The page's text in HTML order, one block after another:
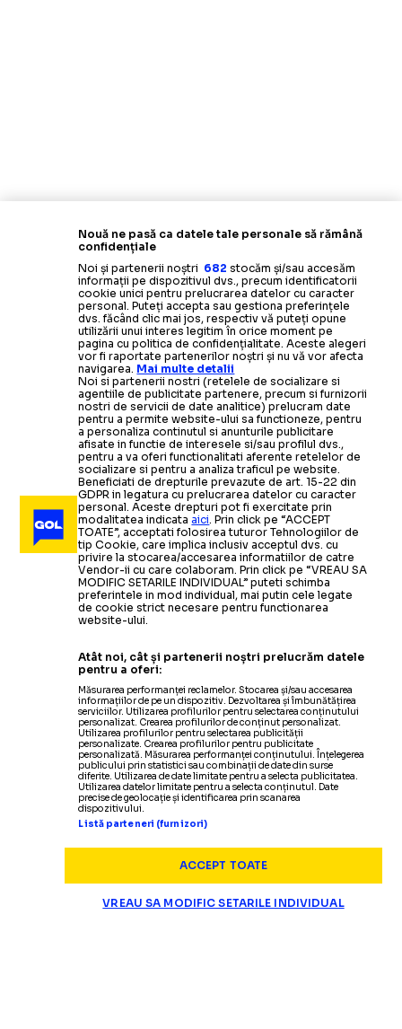
SUPERLIGA
„ȘMECHERIE ȘI BĂTAIE DE JOC!” Panduru a răbufnit
Nouă ne pasă ca datele tale personale să rămână
confidențiale
Noi și partenerii noștri 682 stocăm și/sau accesăm
informații pe dispozitivul dvs., precum identificatorii
cookie unici pentru prelucrarea datelor cu caracter
personal. Puteți accepta sau gestiona preferințele
dvs. făcând clic mai jos, respectiv vă puteți opune
utilizării unui interes legitim în orice moment pe
pagina cu politica de confidențialitate. Aceste alegeri
vor fi raportate partenerilor noștri și nu vă vor afecta
navigarea. Mai multe detalii
Noi si partenerii nostri (retelele de socializare si
agentiile de publicitate partenere, precum si furnizorii
nostri de servicii de date analitice) prelucram date
pentru a permite website-ului sa functioneze, pentru
a personaliza continutul si anunturile publicitare
afisate in functie de interesele si/sau profilul dvs.,
pentru a va oferi functionalitati aferente retelelor de
socializare si pentru a analiza traficul pe website.
Beneficiati de drepturile prevazute de art. 15-22 din
GDPR in legatura cu prelucrarea datelor cu caracter
personal. Aceste drepturi pot fi exercitate prin
modalitatea indicataaici. Prin click pe “ACCEPT
TOATE”, acceptati folosirea tuturor Tehnologiilor de
tip Cookie, care implica inclusiv acceptul dvs. cu
privire la stocarea/accesarea informatiilor de catre
Vendor-ii cu care colaboram. Prin click pe “VREAU SA
MODIFIC SETARILE INDIVIDUAL” puteti schimba
preferintele in mod individual, mai putin cele legate
de cookie strict necesare pentru functionarea
website-ului.
Atât noi, cât și partenerii noștri prelucrăm datele
pentru a oferi:
Măsurarea performanței reclamelor. Stocarea și/sau accesarea
informațiilor de pe un dispozitiv. Dezvoltarea și îmbunătățirea
serviciilor. Utilizarea profilurilor pentru selectarea conținutului
personalizat. Crearea profilurilor de conținut personalizat.
Utilizarea profilurilor pentru selectarea publicității
personalizate. Crearea profilurilor pentru publicitate
personalizată. Măsurarea performanței conținutului. Înțelegerea
publicului prin statistici sau combinații de date din surse
diferite. Utilizarea de date limitate pentru a selecta publicitatea.
Utilizarea datelor limitate pentru a selecta conținutul. Date
precise de geolocație și identificarea prin scanarea
dispozitivului.
Listă parteneri (furnizori)
ACCEPT TOATE
VREAU SA MODIFIC SETARILE INDIVIDUAL